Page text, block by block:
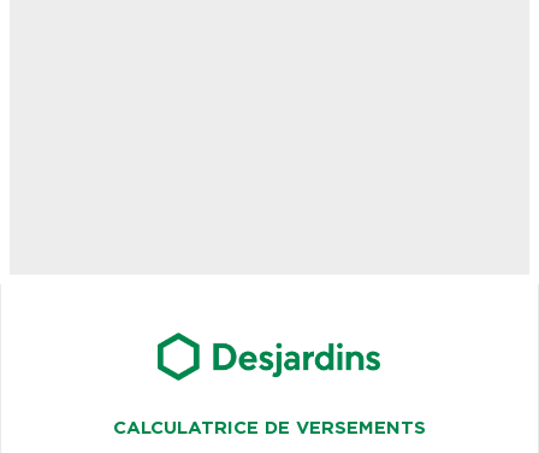
CALCULATRICE DE VERSEMENTS